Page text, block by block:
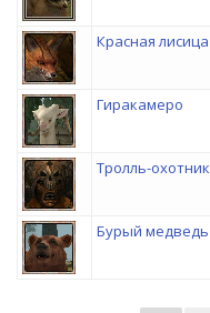
Красная лисица
Гиракамеро
Тролль-охотник
Бурый медведь